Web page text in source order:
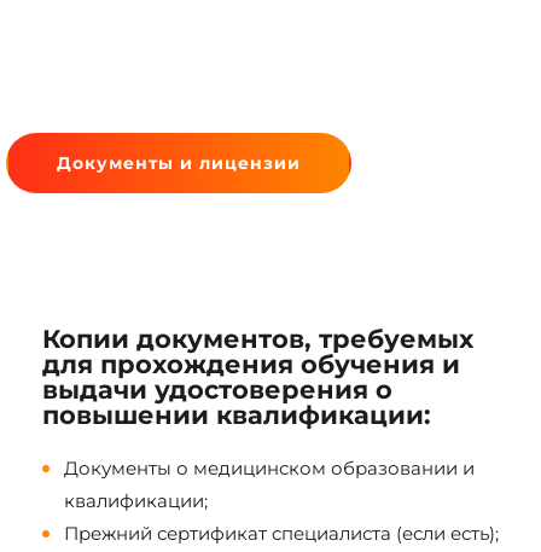
Документы и лицензии
Копии документов, требуемых
для прохождения обучения и
выдачи удостоверения о
повышении квалификации:
Документы о медицинском образовании и
квалификации;
Прежний сертификат специалиста (если есть);